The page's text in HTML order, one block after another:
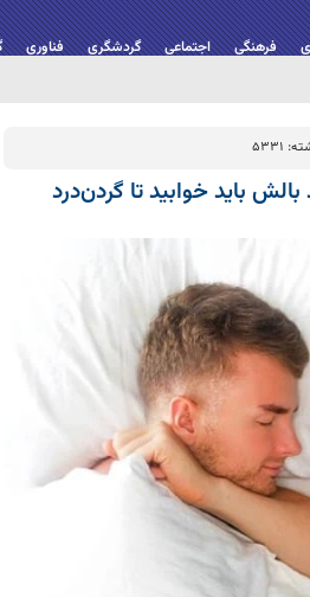
فرهنگی اجتماعی گردشگری فناوری
5331
باید خوابید تا گردن‌درد